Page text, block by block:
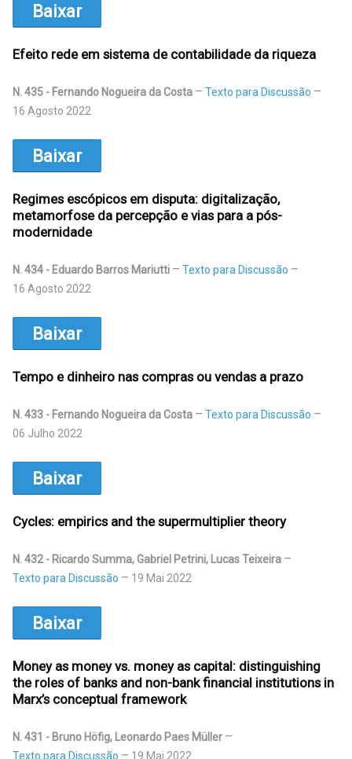
Baixar
Efeito rede em sistema de contabilidade da riqueza
N. 435 - Fernando Nogueira da Costa
Texto para Discussão
16 Agosto 2022
Baixar
Regimes escópicos em disputa: digitalização,
metamorfose da percepção e vias para a pós-
modernidade
N. 434 - Eduardo Barros Mariutti
Texto para Discussão
16 Agosto 2022
Baixar
Tempo e dinheiro nas compras ou vendas a prazo
N. 433 - Fernando Nogueira da Costa
Texto para Discussão
06 Julho 2022
Baixar
Cycles: empirics and the supermultiplier theory
N. 432 - Ricardo Summa, Gabriel Petrini, Lucas Teixeira
Texto para Discussão
19 Mai 2022
Baixar
Money as money vs. money as capital: distinguishing
the roles of banks and non-bank financial institutions in
Marx’s conceptual framework
N. 431 - Bruno Höfig, Leonardo Paes Müller
Texto para Discussão
19 Mai 2022